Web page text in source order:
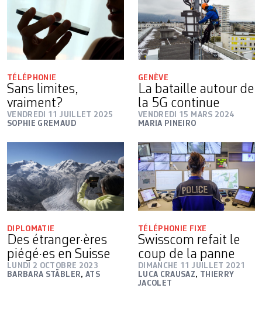
TÉLÉPHONIE
Sans limites,
vraiment?
VENDREDI 11 JUILLET 2025
SOPHIE GREMAUD
GENÈVE
La bataille autour de
la 5G continue
VENDREDI 15 MARS 2024
MARIA PINEIRO
DIPLOMATIE
Des étranger·ères
piégé·es en Suisse
LUNDI 2 OCTOBRE 2023
BARBARA STÄBLER, ATS
TÉLÉPHONIE FIXE
Swisscom refait le
coup de la panne
DIMANCHE 11 JUILLET 2021
LUCA CRAUSAZ, THIERRY
JACOLET